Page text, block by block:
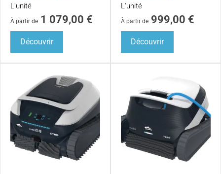
L'unité
À partir de 1 079,00 €
Découvrir
L'unité
À partir de 999,00 €
Découvrir